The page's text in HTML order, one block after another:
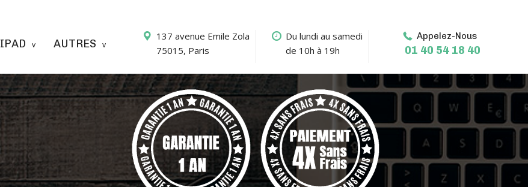
IPAD AUTRES
137 avenue Emile Zola
75015, Paris
Du lundi au samedi
de 10h à 19h
Appelez-Nous
01 40 54 18 40